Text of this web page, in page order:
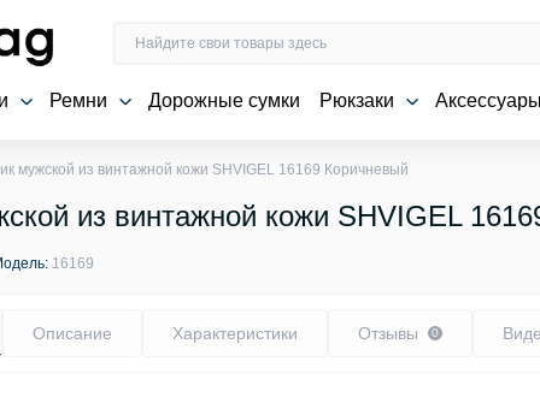
Ремни Дорожные сумки Рюкзаки Аксессуары
мужской из винтажной кожи SHVIGEL 16169 Коричневый
из винтажной кожи SHVIGEL
16169
Описание Характеристики Отзывы 0